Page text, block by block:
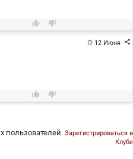
 
12 Июня 
 
пользователей. Зарегистрироваться в
Клубе